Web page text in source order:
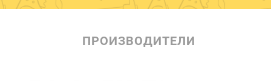
ПРОИЗВОДИТЕЛИ